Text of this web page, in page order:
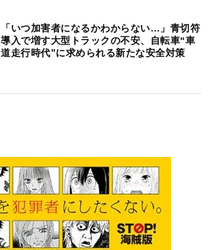
「いつ加害者になるかわからない…」青切符
導入で増す大型トラックの不安、自転車“車
道走行時代”に求められる新たな安全対策